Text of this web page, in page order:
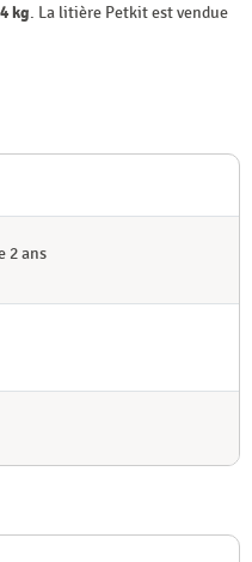
kg. La litière Petkit est vendue
2 ans